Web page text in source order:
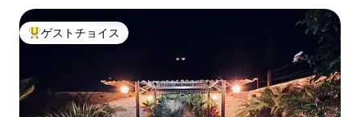
大好評のゲストチョイスです。
ゲストチョイス